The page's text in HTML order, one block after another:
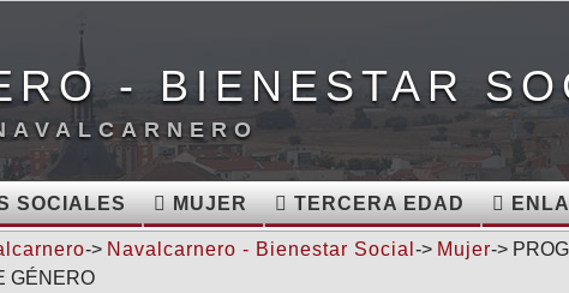
- BIENESTAR
SOCIALES MUJER TERCERA EDAD
-> Navalcarnero - Bienestar Social -> Mujer->
GÉNERO